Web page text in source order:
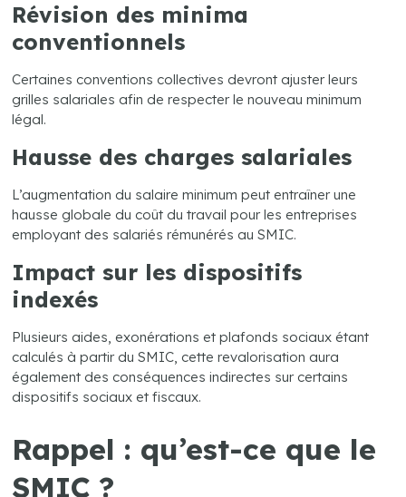
Révision des minima
conventionnels
Certaines conventions collectives devront ajuster leurs
grilles salariales afin de respecter le nouveau minimum
légal.
Hausse des charges salariales
L’augmentation du salaire minimum peut entraîner une
hausse globale du coût du travail pour les entreprises
employant des salariés rémunérés au SMIC.
Impact sur les dispositifs
indexés
Plusieurs aides, exonérations et plafonds sociaux étant
calculés à partir du SMIC, cette revalorisation aura
également des conséquences indirectes sur certains
dispositifs sociaux et fiscaux.
Rappel : qu’est-ce que le
SMIC ?